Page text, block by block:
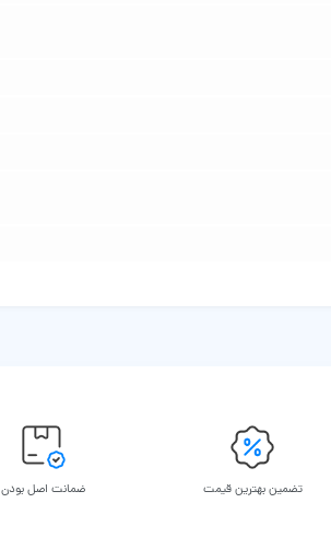
تضمین بهترین قیمت ضمانت اصل بودن